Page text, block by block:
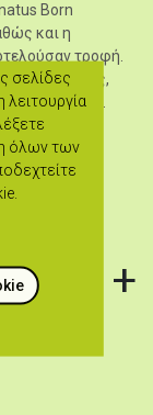
Born
και η
τροφή.
πεταλίδες,
1998).
ως τροφή.
σελίδες
λειτουργία
όλων των